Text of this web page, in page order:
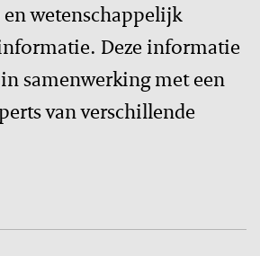
wetenschappelijk
Deze informatie
samenwerking met een
van verschillende